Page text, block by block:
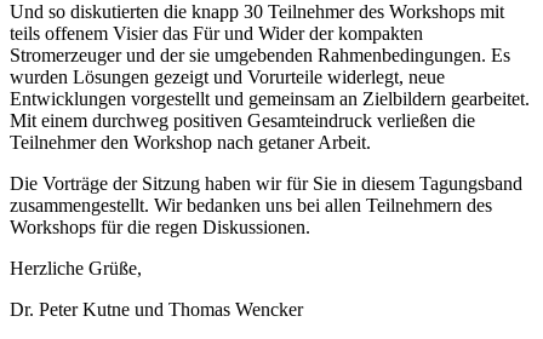
Und so diskutierten die knapp 30 Teilnehmer des Workshops mit
teils offenem Visier das Für und Wider der kompakten
Stromerzeuger und der sie umgebenden Rahmenbedingungen. Es
wurden Lösungen gezeigt und Vorurteile widerlegt, neue
Entwicklungen vorgestellt und gemeinsam an Zielbildern gearbeitet.
Mit einem durchweg positiven Gesamteindruck verließen die
Teilnehmer den Workshop nach getaner Arbeit.
Die Vorträge der Sitzung haben wir für Sie in diesem Tagungsband
zusammengestellt. Wir bedanken uns bei allen Teilnehmern des
Workshops für die regen Diskussionen.
Herzliche Grüße,
Dr. Peter Kutne und Thomas Wencker